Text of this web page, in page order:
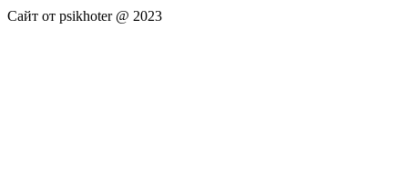
Сайт от psikhoter @ 2023